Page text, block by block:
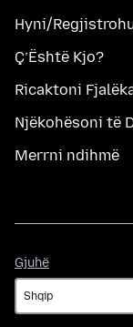
Hyni/
Ç’Është Kjo?
Ricaktoni
Njëkohësoni të
Merrni ndihmë
Gjuhë